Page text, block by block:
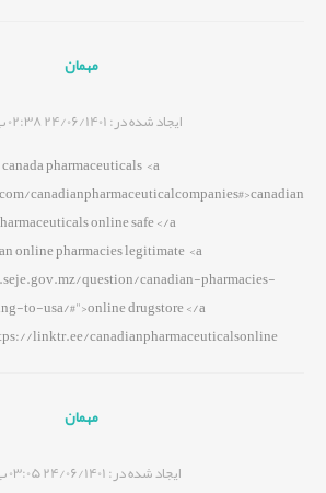
مهمان
ایجاد شده در:24/06/1401 02:38 ب.ظ
canada pharmaceuticals <a
canadianpharmaceuticalcompanies#>canadian
online safe </a>
online pharmacies legitimate <a
question/canadian-pharmacies-
to-usa/#">online drugstore </a>
linktr.ee/canadianpharmaceuticalsonline
مهمان
ایجاد شده در:24/06/1401 03:05 ب.ظ